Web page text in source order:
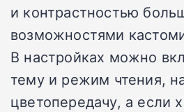
и контрастностью
возможностями
В настройках можно
тему и режим чтения,
цветопередачу, а если